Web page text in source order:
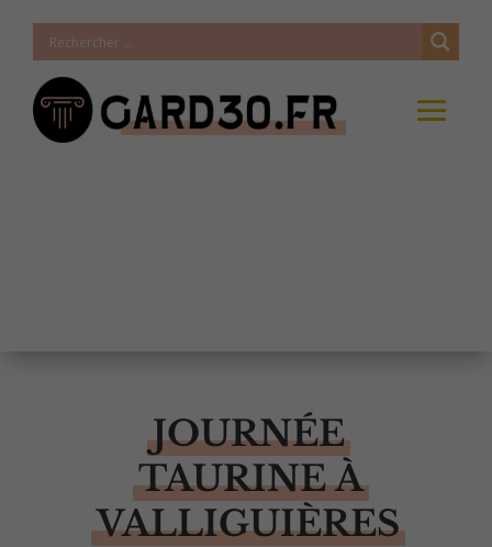
JOURNÉE
TAURINE À
VALLIGUIÈRES